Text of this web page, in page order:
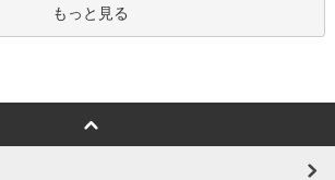
もっと見る